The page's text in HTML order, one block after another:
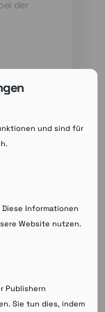
der
muss
bei
die
und sind für
Informationen
Website nutzen.
Publishern
Sie tun dies, indem